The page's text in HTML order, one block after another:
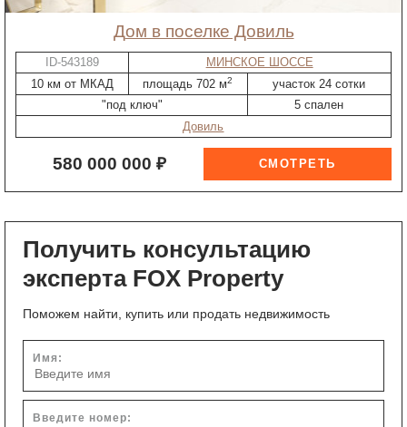
дом в поселке Довиль
ID-543189
МИНСКОЕ ШОССЕ
10 км от МКАД
площадь 702 м2
участок 24 сотки
"под ключ"
5 спален
Довиль
580 000 000 ₽
Получить консультацию
эксперта FOX Property
Поможем найти, купить или продать недвижимость
Имя:
Введите номер: